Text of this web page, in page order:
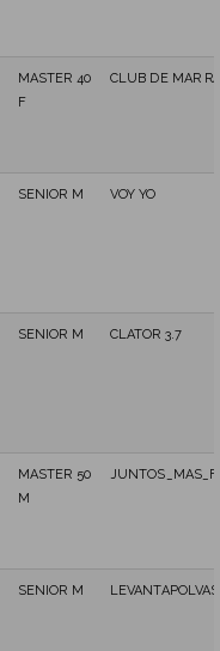
MASTER 40
F
CLUB DE MAR
SENIOR M VOY YO
SENIOR M CLATOR 3.7
MASTER 50
M
SENIOR M